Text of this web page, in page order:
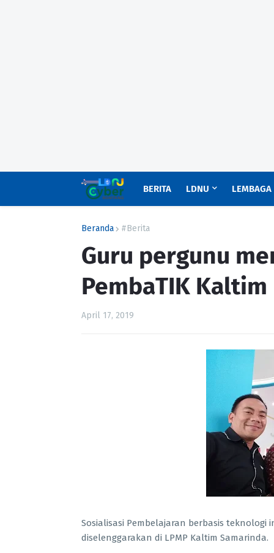
BERITA LDNU LEMBAGA
Beranda #Berita
Guru pergunu
PembaTIK Kaltim
April 17, 2019
Sosialisasi Pembelajaran berbasis teknologi
diselenggarakan di LPMP Kaltim Samarinda.